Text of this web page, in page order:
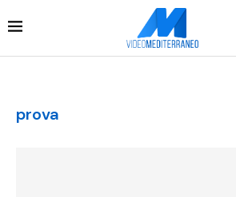
prova